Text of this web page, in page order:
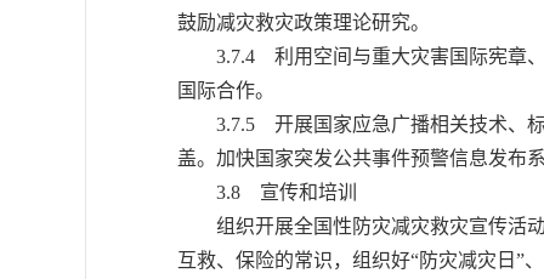
鼓励减灾救灾政策理论研究。
3.7.4 利用空间与重大灾害国际宪章、
国际合作。
3.7.5 开展国家应急广播相关技术、标
盖。加快国家突发公共事件预警信息发布
3.8 宣传和培训
组织开展全国性防灾减灾救灾宣传活动
互救、保险的常识，组织好“防灾减灾日”